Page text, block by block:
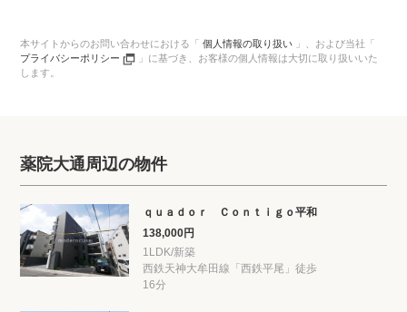
本サイトからのお問い合わせにおける「個人情報の取り扱い 」、 および当社「
プライバシーポリシー
」に基づき、 お客様の個人情報は大切に取り扱いいた
します。
薬院大通周辺の物件
ｑｕａｄｏｒ Ｃｏｎｔｉｇｏ平和
138,000円
1LDK/新築
西鉄天神大牟田線「西鉄平尾」徒歩
16分